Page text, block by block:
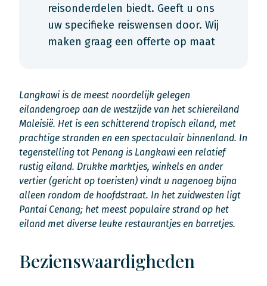
reisonderdelen biedt. Geeft u ons
uw specifieke reiswensen door. Wij
maken graag een offerte op maat
Langkawi is de meest noordelijk gelegen
eilandengroep aan de westzijde van het schiereiland
Maleisië. Het is een schitterend tropisch eiland, met
prachtige stranden en een spectaculair binnenland. In
tegenstelling tot Penang is Langkawi een relatief
rustig eiland. Drukke marktjes, winkels en ander
vertier (gericht op toeristen) vindt u nagenoeg bijna
alleen rondom de hoofdstraat. In het zuidwesten ligt
Pantai Cenang; het meest populaire strand op het
eiland met diverse leuke restaurantjes en barretjes.
Bezienswaardigheden